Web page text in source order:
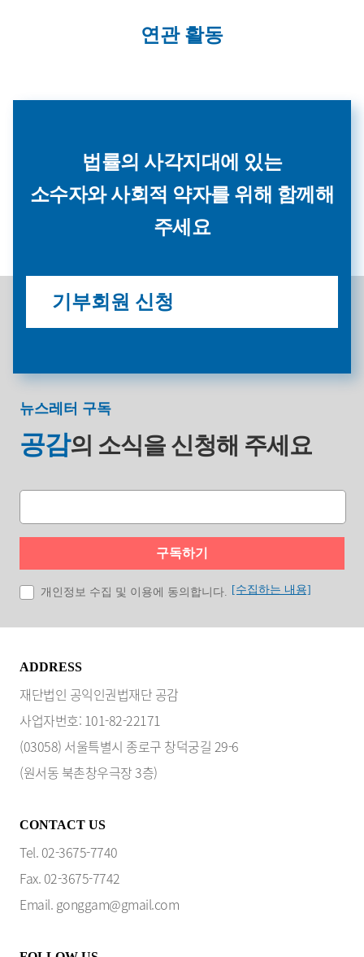
연관 활동
법률의 사각지대에 있는
소수자와 사회적 약자를 위해 함께해
주세요
기부회원 신청
뉴스레터 구독
공감의 소식을 신청해 주세요
구독하기
개인정보 수집 및 이용에 동의합니다. [수집하는 내용]
ADDRESS
재단법인 공익인권법재단 공감
사업자번호: 101-82-22171
(03058) 서울특별시 종로구 창덕궁길 29-6
(원서동 북촌창우극장 3층)
CONTACT US
Tel. 02-3675-7740
Fax. 02-3675-7742
Email. gonggam@gmail.com